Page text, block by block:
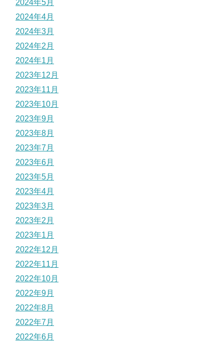
2024年5月
2024年4月
2024年3月
2024年2月
2024年1月
2023年12月
2023年11月
2023年10月
2023年9月
2023年8月
2023年7月
2023年6月
2023年5月
2023年4月
2023年3月
2023年2月
2023年1月
2022年12月
2022年11月
2022年10月
2022年9月
2022年8月
2022年7月
2022年6月